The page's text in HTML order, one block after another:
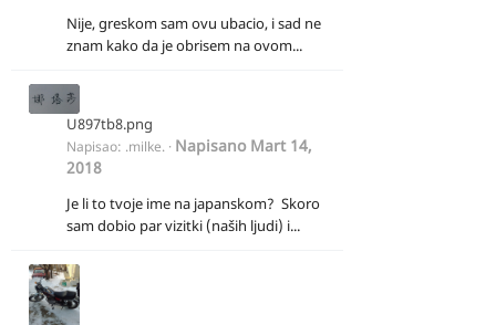
Nije, greskom sam ovu ubacio, i sad ne
znam kako da je obrisem na ovom...
U897tb8.png
Napisao: .milke. · Napisano Mart 14,
2018
Je li to tvoje ime na japanskom? Skoro
sam dobio par vizitki (naših ljudi) i...